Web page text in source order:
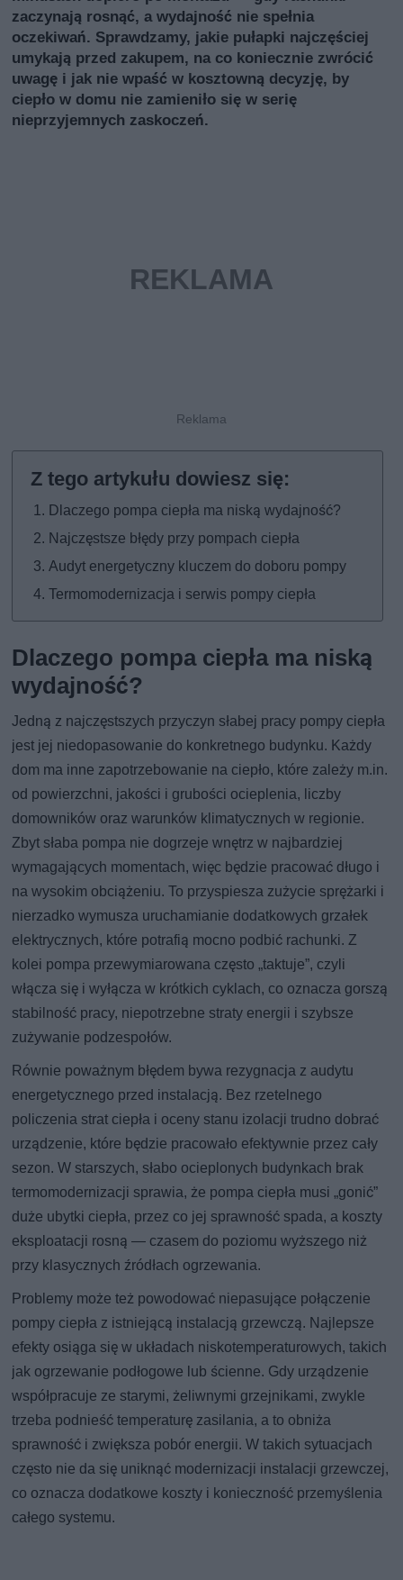
zaczynają rosnąć, a wydajność nie spełnia
oczekiwań. Sprawdzamy, jakie pułapki najczęściej
umykają przed zakupem, na co koniecznie zwrócić
uwagę i jak nie wpaść w kosztowną decyzję, by
ciepło w domu nie zamieniło się w serię
nieprzyjemnych zaskoczeń.
Dlaczego pompa ciepła ma niską wydajność?
Najczęstsze błędy przy pompach ciepła
Audyt energetyczny kluczem do doboru pompy
Termomodernizacja i serwis pompy ciepła
Dlaczego pompa ciepła ma niską
wydajność?
Jedną z najczęstszych przyczyn słabej pracy pompy ciepła
jest jej niedopasowanie do konkretnego budynku. Każdy
dom ma inne zapotrzebowanie na ciepło, które zależy m.in.
od powierzchni, jakości i grubości ocieplenia, liczby
domowników oraz warunków klimatycznych w regionie.
Zbyt słaba pompa nie dogrzeje wnętrz w najbardziej
wymagających momentach, więc będzie pracować długo i
na wysokim obciążeniu. To przyspiesza zużycie sprężarki i
nierzadko wymusza uruchamianie dodatkowych grzałek
elektrycznych, które potrafią mocno podbić rachunki. Z
kolei pompa przewymiarowana często „taktuje”, czyli
włącza się i wyłącza w krótkich cyklach, co oznacza gorszą
stabilność pracy, niepotrzebne straty energii i szybsze
zużywanie podzespołów.
Równie poważnym błędem bywa rezygnacja z audytu
energetycznego przed instalacją. Bez rzetelnego
policzenia strat ciepła i oceny stanu izolacji trudno dobrać
urządzenie, które będzie pracowało efektywnie przez cały
sezon. W starszych, słabo ocieplonych budynkach brak
termomodernizacji sprawia, że pompa ciepła musi „gonić”
duże ubytki ciepła, przez co jej sprawność spada, a koszty
eksploatacji rosną — czasem do poziomu wyższego niż
przy klasycznych źródłach ogrzewania.
Problemy może też powodować niepasujące połączenie
pompy ciepła z istniejącą instalacją grzewczą. Najlepsze
efekty osiąga się w układach niskotemperaturowych, takich
jak ogrzewanie podłogowe lub ścienne. Gdy urządzenie
współpracuje ze starymi, żeliwnymi grzejnikami, zwykle
trzeba podnieść temperaturę zasilania, a to obniża
sprawność i zwiększa pobór energii. W takich sytuacjach
często nie da się uniknąć modernizacji instalacji grzewczej,
co oznacza dodatkowe koszty i konieczność przemyślenia
całego systemu.